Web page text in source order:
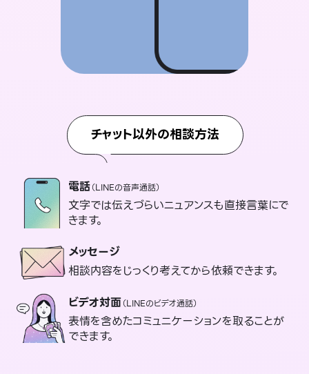
チャット以外の相談方法
電話（LINEの音声通話）
文字では伝えづらいニュアンスも直接言葉にで
きます。
メッセージ
相談内容をじっくり考えてから依頼できます。
ビデオ対面（LINEのビデオ通話）
表情を含めたコミュニケーションを取ることが
できます。